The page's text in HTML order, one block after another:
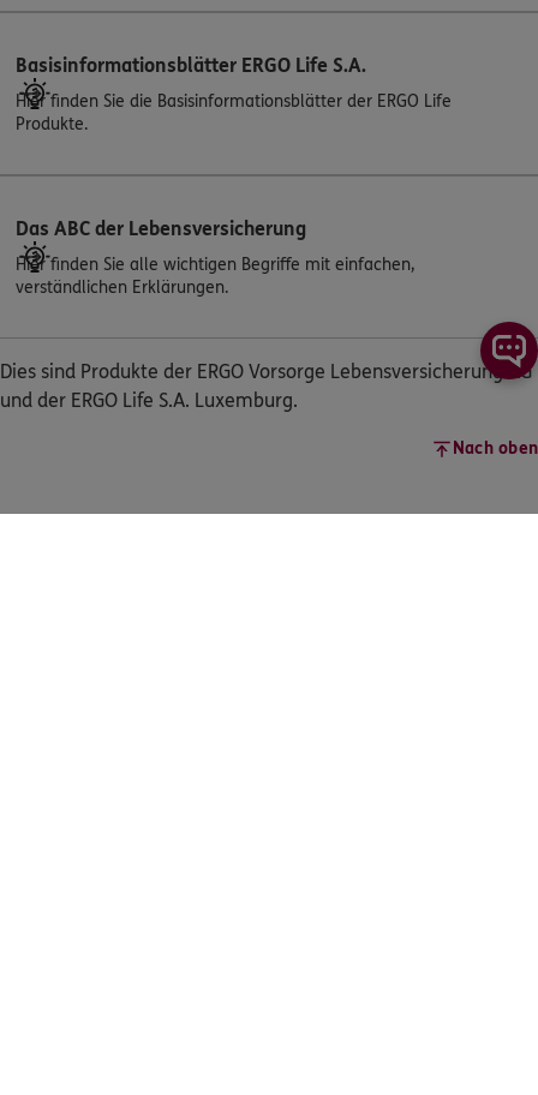
Basisinformationsblätter ERGO Life S.A.
Hier finden Sie die Basisinformationsblätter der ERGO Life
Produkte.
Das ABC der Lebensversicherung
Hier finden Sie alle wichtigen Begriffe mit einfachen,
verständlichen Erklärungen.
Dies sind Produkte der ERGO Vorsorge Lebensversicherung AG
und der ERGO Life S.A. Luxemburg.
Nach oben